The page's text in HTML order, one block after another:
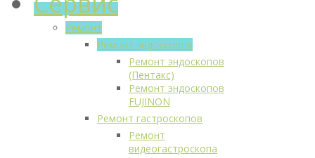
Ремонт
Ремонт эндоскопов
Ремонт эндоскопов
(Пентакс)
Ремонт эндоскопов
FUJINON
Ремонт гастроскопов
Ремонт
видеогастроскопа